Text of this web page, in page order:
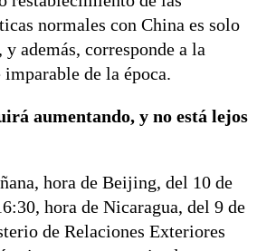
normales con China es solo
además, corresponde a la
de la época.
aumentando, y no está lejos
hora de Beijing, del 10 de
hora de Nicaragua, del 9 de
de Relaciones Exteriores